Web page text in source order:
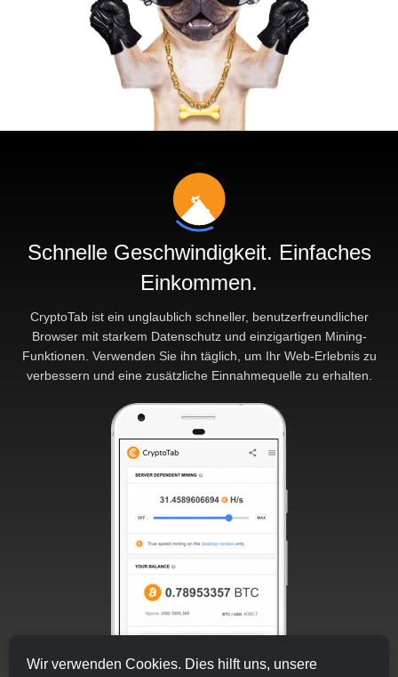
Wir verwenden Cookies. Dies hilft uns, unsere
Schnelle Geschwindigkeit. Einfaches
Einkommen.
CryptoTab ist ein unglaublich schneller, benutzerfreundlicher
Browser mit starkem Datenschutz und einzigartigen Mining-
Funktionen. Verwenden Sie ihn täglich, um Ihr Web-Erlebnis zu
verbessern und eine zusätzliche Einnahmequelle zu erhalten.